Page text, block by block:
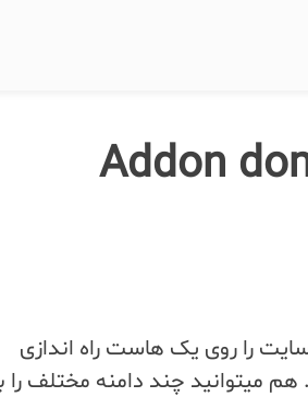
را روی یک هاست راه اندازی
میتوانید چند دامنه مختلف را